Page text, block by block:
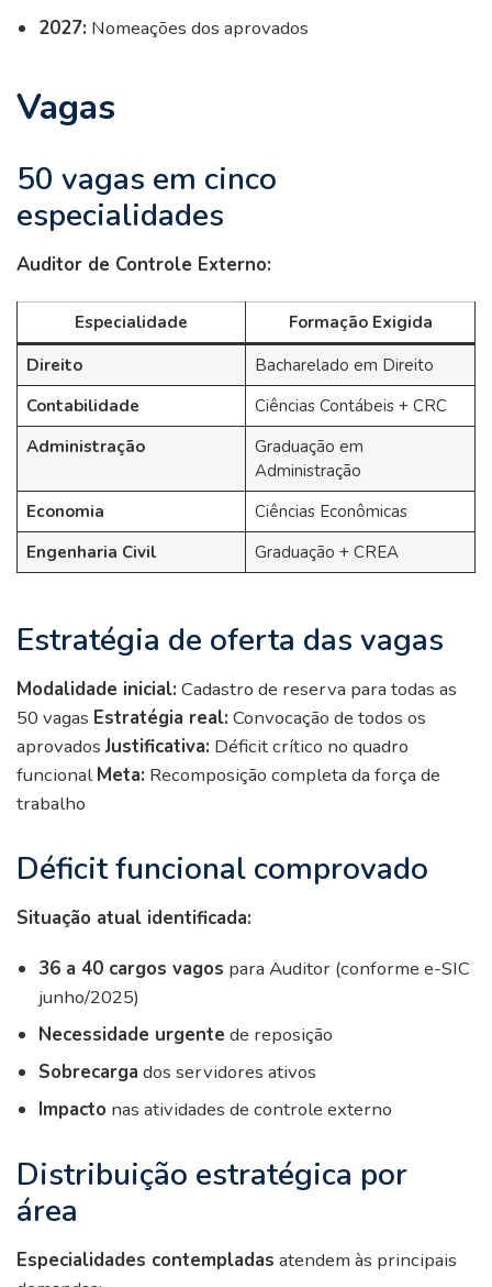
2027: Nomeações dos aprovados
Vagas
50 vagas em cinco
especialidades
Auditor de Controle Externo:
Especialidade
Formação Exigida
Direito
Bacharelado em Direito
Contabilidade
Ciências Contábeis + CRC
Administração
Graduação em
Administração
Economia
Ciências Econômicas
Engenharia Civil
Graduação + CREA
Estratégia de oferta das vagas
Modalidade inicial: Cadastro de reserva para todas as
50 vagas Estratégia real: Convocação de todos os
aprovadosJustificativa: Déficit crítico no quadro
funcionalMeta: Recomposição completa da força de
trabalho
Déficit funcional comprovado
Situação atual identificada:
36 a 40 cargos vagos para Auditor (conforme e-SIC
junho/2025)
Necessidade urgente de reposição
Sobrecarga dos servidores ativos
Impacto nas atividades de controle externo
Distribuição estratégica por
área
Especialidades contempladas atendem às principais